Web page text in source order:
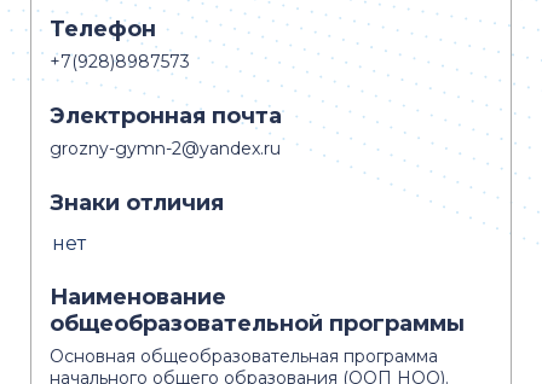
Телефон
+7(928)8987573
Электронная почта
grozny-gymn-2@yandex.ru
Знаки отличия
нет
Наименование
общеобразовательной программы
Основная общеобразовательная программа
начального общего образования (ООП НОО).